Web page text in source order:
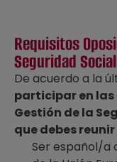
Requisitos
Seguridad Social
De acuerdo a la
participar en las
Gestión de la
que debes reunir
Ser español/a